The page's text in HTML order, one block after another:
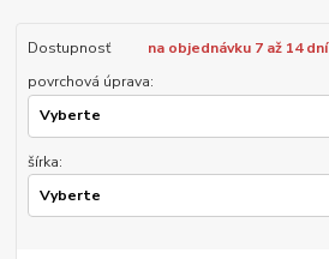
Dostupnosť
na objednávku 7 až 14 dní
povrchová úprava:
šírka: